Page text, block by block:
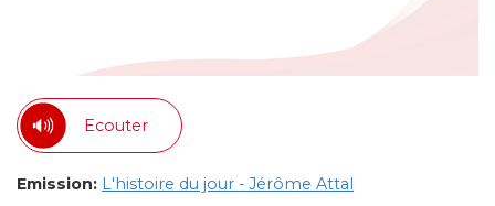
Ecouter
Emission: L'histoire du jour - Jérôme Attal